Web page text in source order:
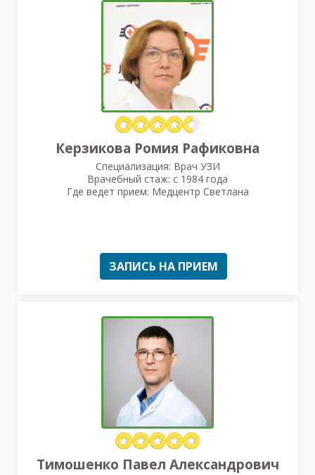
Керзикова Ромия Рафиковна
Специализация: Врач УЗИ
Врачебный стаж: с 1984 года
Где ведет прием: Медцентр Светлана
ЗАПИСЬ НА ПРИЕМ
Тимошенко Павел Александрович